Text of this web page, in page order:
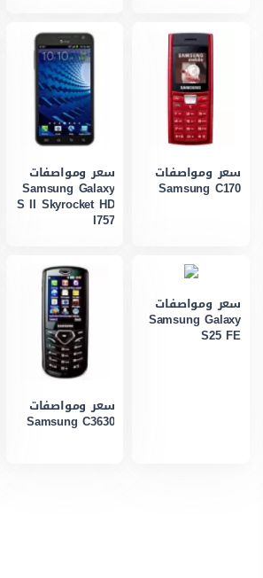
سعر ومواصفات
Samsung C170
سعر ومواصفات
Samsung Galaxy
S II Skyrocket HD
I757
سعر ومواصفات
Samsung Galaxy
S25 FE
سعر ومواصفات
Samsung C3630